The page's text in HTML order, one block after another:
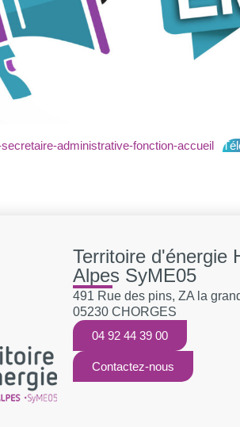
administrative-fonction-accueil
Territoire d'énergie
Alpes SyME05
491 Rue des pins, ZA la
05230 CHORGES
04 92 44 39 00
Contactez-nous